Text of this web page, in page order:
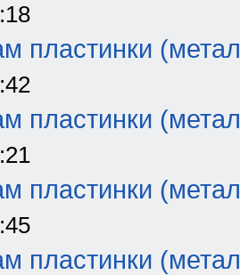
пластинки
пластинки
пластинки
пластинки